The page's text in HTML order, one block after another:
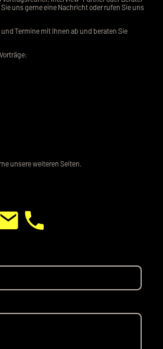
uns gerne eine Nachricht oder rufen Sie uns
Termine mit Ihnen ab und beraten Sie
unsere weiteren Seiten.